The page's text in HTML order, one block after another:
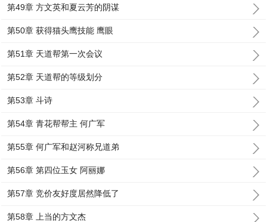
第49章 方文英和夏云芳的阴谋
第50章 获得猫头鹰技能 鹰眼
第51章 天道帮第一次会议
第52章 天道帮的等级划分
第53章 斗诗
第54章 青花帮帮主 何广军
第55章 何广军和赵河称兄道弟
第56章 第四位玉女 阿丽娜
第57章 竞价友好度居然降低了
第58章 上当的方文杰